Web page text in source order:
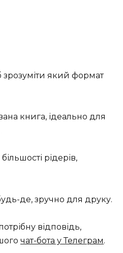
який формат
книга, ідеально для
рідерів,
де, зручно для друку.
відповідь,
чат-бота у Телеграм.